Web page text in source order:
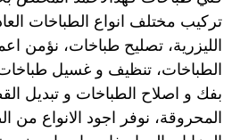
تركيب مختلف انواع الطباخات
الليزرية، تصليح طباخات، نؤمن
الطباخات، تنظيف و غسيل
بفك و اصلاح الطباخات و تبديل
المحروقة، نوفر اجود الانواع من